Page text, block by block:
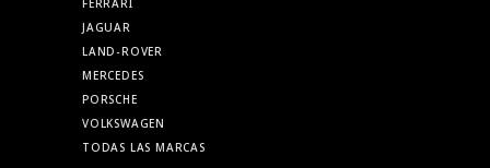
FERRARI
JAGUAR
LAND-ROVER
MERCEDES
PORSCHE
VOLKSWAGEN
TODAS LAS MARCAS